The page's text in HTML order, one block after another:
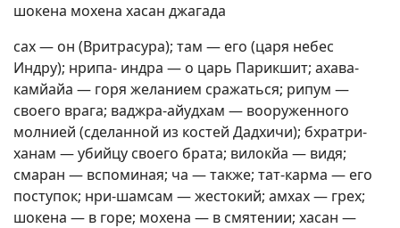
шокена мохена хасан джагада
сах — он (Вритрасура); там — его (царя небес
Индру); нрипа- индра — о царь Парикшит; ахава-
камйайа — горя желанием сражаться; рипум —
своего врага; ваджра-айудхам — вооруженного
молнией (сделанной из костей Дадхичи); бхратри-
ханам — убийцу своего брата; вилокйа — видя;
смаран — вспоминая; ча — также; тат-карма — его
поступок; нри-шамсам — жестокий; амхах — грех;
шокена — в горе; мохена — в смятении; хасан —